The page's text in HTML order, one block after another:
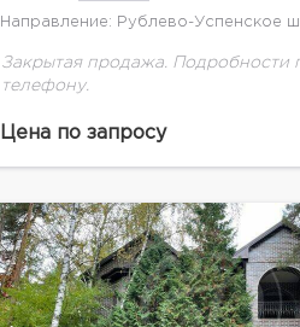
Направление: Рублево-Успенское
Закрытая продажа. Подробности
телефону.
Цена по запросу